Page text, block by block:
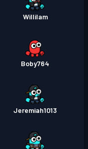
Willilam
Boby764
Jeremiah1013